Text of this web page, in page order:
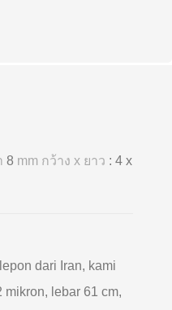
8 mm กว้าง x ยาว : 4 x
dari Iran, kami
mikron, lebar 61 cm,